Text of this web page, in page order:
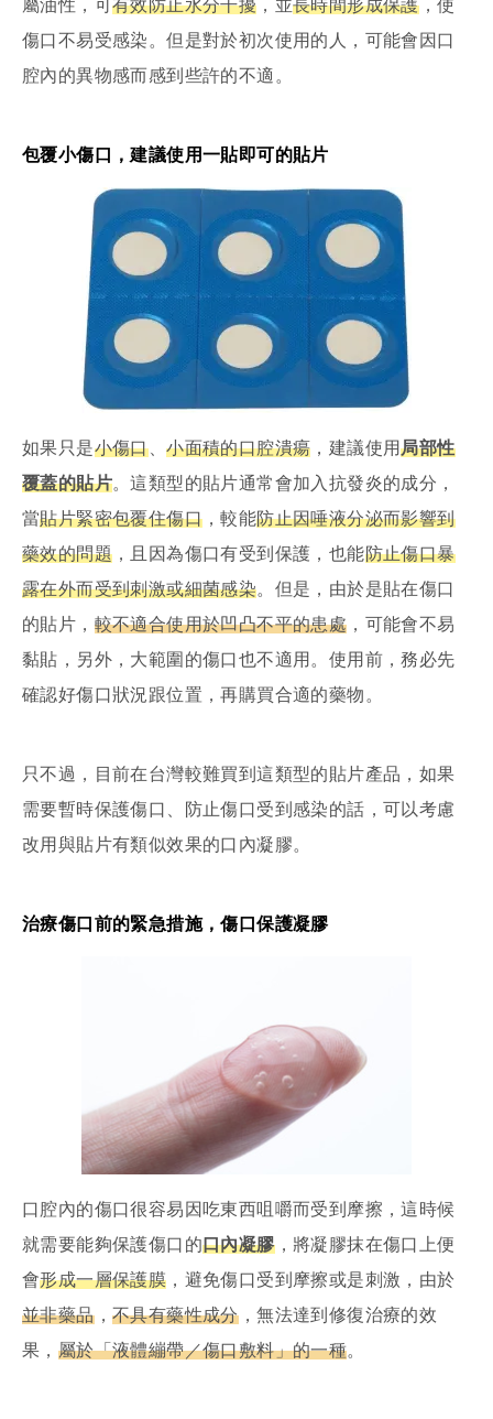
屬油性，可 有效防止水分干擾 ，並長時間形成保護，使
傷口不易受感染。但是對於初次使用的人，可能會因口
腔內的異物感而感到些許的不適。
包覆小傷口，建議使用一貼即可的貼片
如果只是小傷口、小面積的口腔潰瘍 ，建議使用局部性
覆蓋的貼片。這類型的貼片通常會加入抗發炎的成分，
當貼片緊密包覆住傷口 ，較能防止因唾液分泌而影響到
藥效的問題 ，且因為傷口有受到保護，也能防止傷口暴
露在外而受到刺激或細菌感染。但是，由於是貼在傷口
的貼片， 較不適合使用於凹凸不平的患處 ，可能會不易
黏貼，另外，大範圍的傷口也不適用。使用前，務必先
確認好傷口狀況跟位置，再購買合適的藥物。
只不過，目前在台灣較難買到這類型的貼片產品，如果
需要暫時保護傷口、防止傷口受到感染的話，可以考慮
改用與貼片有類似效果的口內凝膠。
治療傷口前的緊急措施，傷口保護凝膠
口腔內的傷口很容易因吃東西咀嚼而受到摩擦，這時候
就需要能夠保護傷口的口內凝膠，將凝膠抹在傷口上便
會形成一層保護膜 ，避免傷口受到摩擦或是刺激，由於
並非藥品，不具有藥性成分，無法達到修復治療的效
果， 屬於「液體繃帶／傷口敷料」的一種。